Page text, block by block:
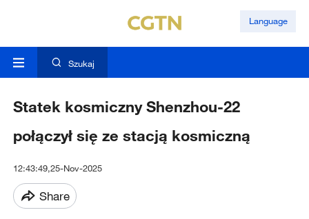
Language
Szukaj
Statek kosmiczny Shenzhou-22
połączył się ze stacją kosmiczną
12:43:49,25-Nov-2025
Share